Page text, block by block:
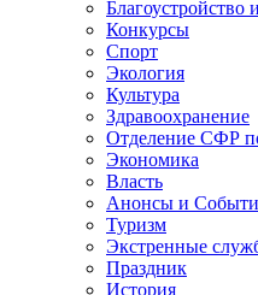
Конкурсы
Спорт
Экология
Культура
Здравоохранение
Отделение СФР
Экономика
Власть
Анонсы и
Туризм
Экстренные
Праздник
История